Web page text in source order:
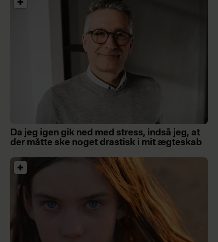
Da jeg igen gik ned med stress, indså jeg, at
der måtte ske noget drastisk i mit ægteskab